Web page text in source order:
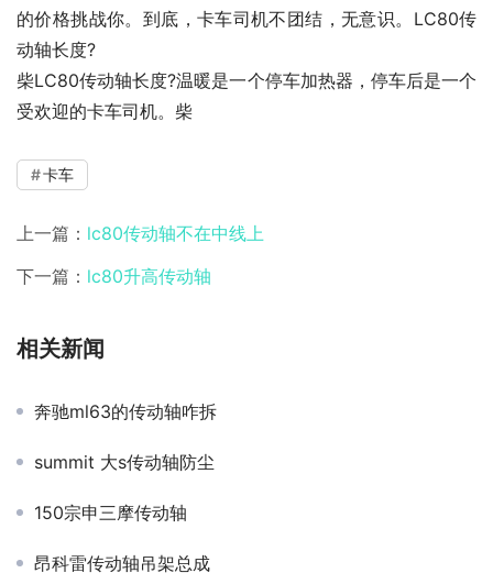
的价格挑战你。到底，卡车司机不团结，无意识。LC80传
动轴长度?
柴LC80传动轴长度?温暖是一个停车加热器，停车后是一个
受欢迎的卡车司机。柴
卡车
上一篇： lc80传动轴不在中线上
下一篇： lc80升高传动轴
相关新闻
奔驰ml63的传动轴咋拆
summit 大s传动轴防尘
150宗申三摩传动轴
昂科雷传动轴吊架总成